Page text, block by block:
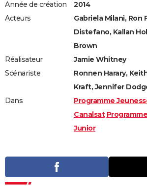
Année de création
2014
Acteurs
Gabriela Milani, Ron
Distefano, Kallan
Brown
Réalisateur
Jamie Whitney
Scénariste
Ronnen Harary,
Kraft, Jennifer
Dans
Programme
Canalsat
Junior